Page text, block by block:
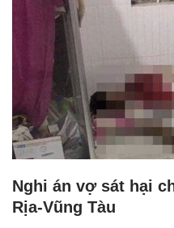
Nghi án vợ sát hại
Rịa-Vũng Tàu